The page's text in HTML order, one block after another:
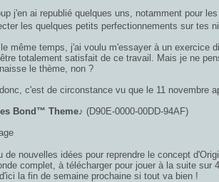
j'en ai republié quelques uns, notamment pour
les quelques petits perfectionnements sur tes
le même temps, j'ai voulu m'essayer à un exercice
totalement satisfait de ce travail. Mais je ne
le thème, non ?
c'est de circonstance vu que le 11 novembre
Bond™ Theme♪ (D90E-0000-00DD-94AF)
de nouvelles idées pour reprendre le concept
complet, à télécharger pour jouer à la suite
la fin de semaine prochaine si tout va bien !